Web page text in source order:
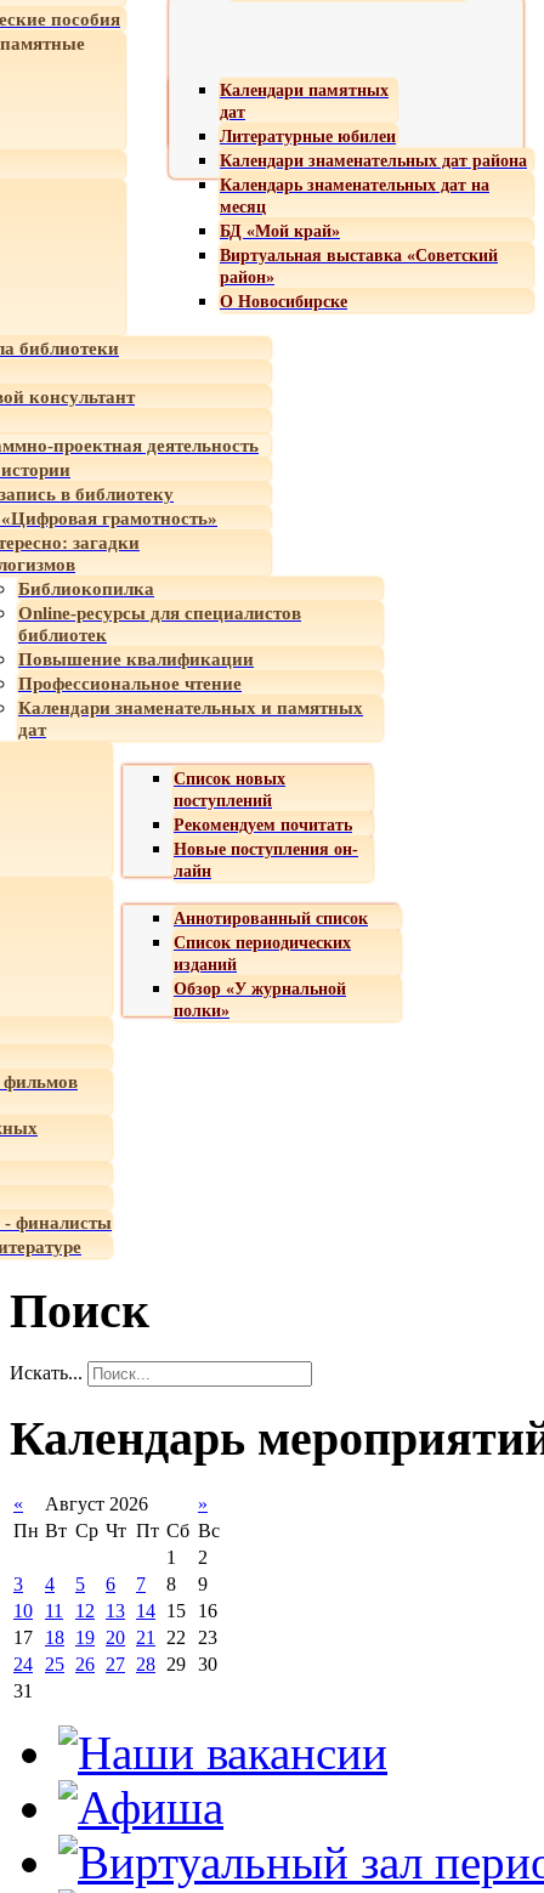
пособия
Календари памятных
дат
Литературные юбилеи
Календари знаменательных дат района
Календарь знаменательных дат на
месяц
БД «Мой край»
Виртуальная выставка «Советский
район»
О Новосибирске
библиотеки
консультант
проектная деятельность
в библиотеку
грамотность»
загадки
Библиокопилка
Online-ресурсы для специалистов
библиотек
Повышение квалификации
Профессиональное чтение
Календари знаменательных и памятных
дат
Список новых
поступлений
Рекомендуем почитать
Новые поступления он-
лайн
Аннотированный список
Список периодических
изданий
Обзор «У журнальной
полки»
- финалисты
Поиск
Искать...
Календарь
« Август 2026
»
Пн Вт Ср Чт Пт Сб Вс
1
2
3
4 5 6 7 8
9
10
11 12 13 14 15
16
17
18 19 20 21 22
23
24
25 26 27 28 29 30
31